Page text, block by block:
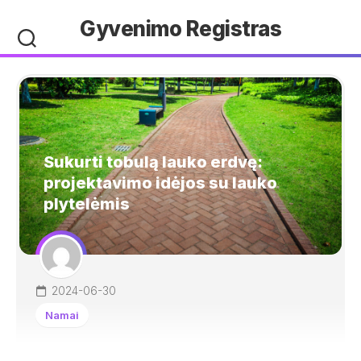
content
Gyvenimo Registras
Sukurti tobulą lauko erdvę:
projektavimo idėjos su lauko
plytelėmis
2024-06-30
Namai